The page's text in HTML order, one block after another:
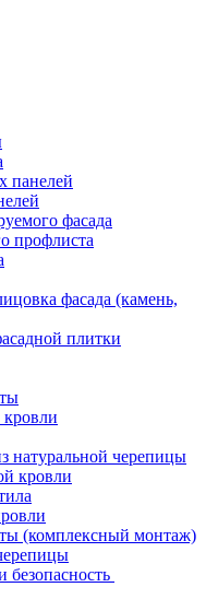
панелей
фасада
профлиста
фасада (камень,
плитки
натуральной черепицы
кровли
(комплексный монтаж)